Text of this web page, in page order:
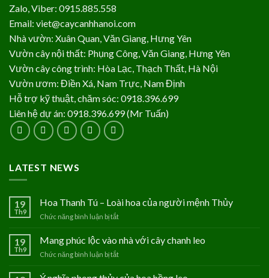
Zalo, Viber: 0915.885.558
Email: viet@caycanhhanoi.com
Nhà vườn: Xuân Quan, Văn Giang, Hưng Yên
Vườn cây nội thất: Phụng Công, Văn Giang, Hưng Yên
Vườn cây công trình: Hòa Lạc, Thạch Thất, Hà Nội
Vườn ươm: Điền Xá, Nam Trực, Nam Định
Hỗ trợ kỹ thuật, chăm sóc: 0918.396.699
Liên hệ dự án: 0918.396.699 (Mr Tuấn)
LATEST NEWS
19
Th9
Hoa Thanh Tú – Loài hoa của người mệnh Thủy
Chức năng bình luận bị tắt
Thanh
19
Th9
Mang phúc lộc vào nhà với cây chanh leo
Chức năng bình luận bị tắt
phúc